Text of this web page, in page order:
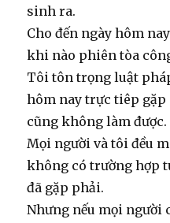
sinh ra.
Cho đến ngày hôm
khi nào phiên tòa
Tôi tôn trọng luật
hôm nay trực tiêp
cũng không làm được.
Mọi người và tôi đều
không có trường hợp
đã gặp phải.
Nhưng nếu mọi